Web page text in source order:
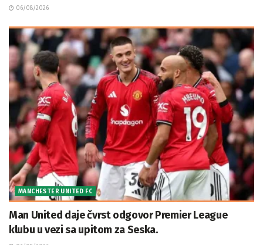
06/08/2026
MANCHESTER UNITED FC
Man United daje čvrst odgovor Premier League
klubu u vezi sa upitom za Seska.